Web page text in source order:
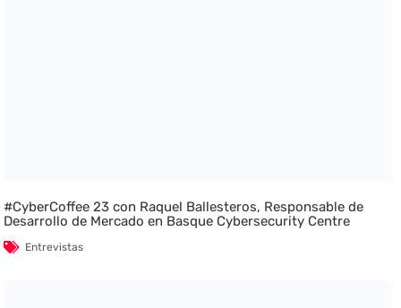
#CyberCoffee 23 con Raquel Ballesteros, Responsable de
Desarrollo de Mercado en Basque Cybersecurity Centre
Entrevistas